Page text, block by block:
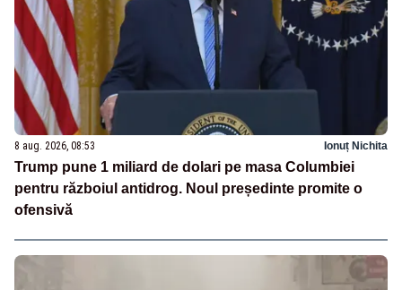
8 aug. 2026, 08:53 Ionuț Nichita
Trump pune 1 miliard de dolari pe masa Columbiei
pentru războiul antidrog. Noul președinte promite o
ofensivă